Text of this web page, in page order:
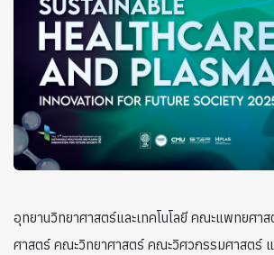
อุทยานวิทยาศาสตร์และเทคโนโลยี คณะแพทยศา
ศาสตร์ คณะวิทยาศาสตร์ คณะวิศวกรรมศาสตร์